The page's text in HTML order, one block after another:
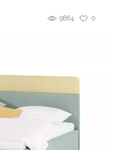
0
9864